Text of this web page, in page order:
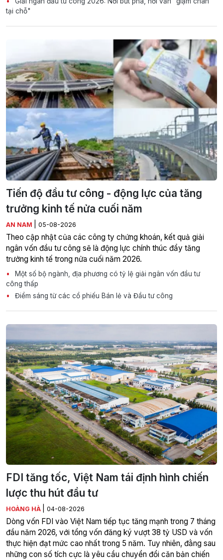
tại chỗ"
Tiến độ đầu tư công - động lực của tăng
trưởng kinh tế nửa cuối năm
AN NAM 05-08-2026
Theo cập nhật của các công ty chứng khoán, kết quả giải
ngân vốn đầu tư công sẽ là động lực chính thúc đẩy tăng
trưởng kinh tế trong nửa cuối năm 2026.
Một số bộ ngành, địa phương có tỷ lệ giải ngân vốn đầu tư
công thấp
Điểm sáng từ các cổ phiếu Bán lẻ và Đầu tư công
FDI tăng tốc, Việt Nam tái định hình chiến
lược thu hút đầu tư
HOÀNG HÀ 04-08-2026
Dòng vốn FDI vào Việt Nam tiếp tục tăng mạnh trong 7 tháng
đầu năm 2026, với tổng vốn đăng ký vượt 38 tỷ USD và vốn
thực hiện đạt mức cao nhất trong 5 năm. Tuy nhiên, đằng sau
những con số tích cực là yêu cầu chuyển đổi căn bản chiến